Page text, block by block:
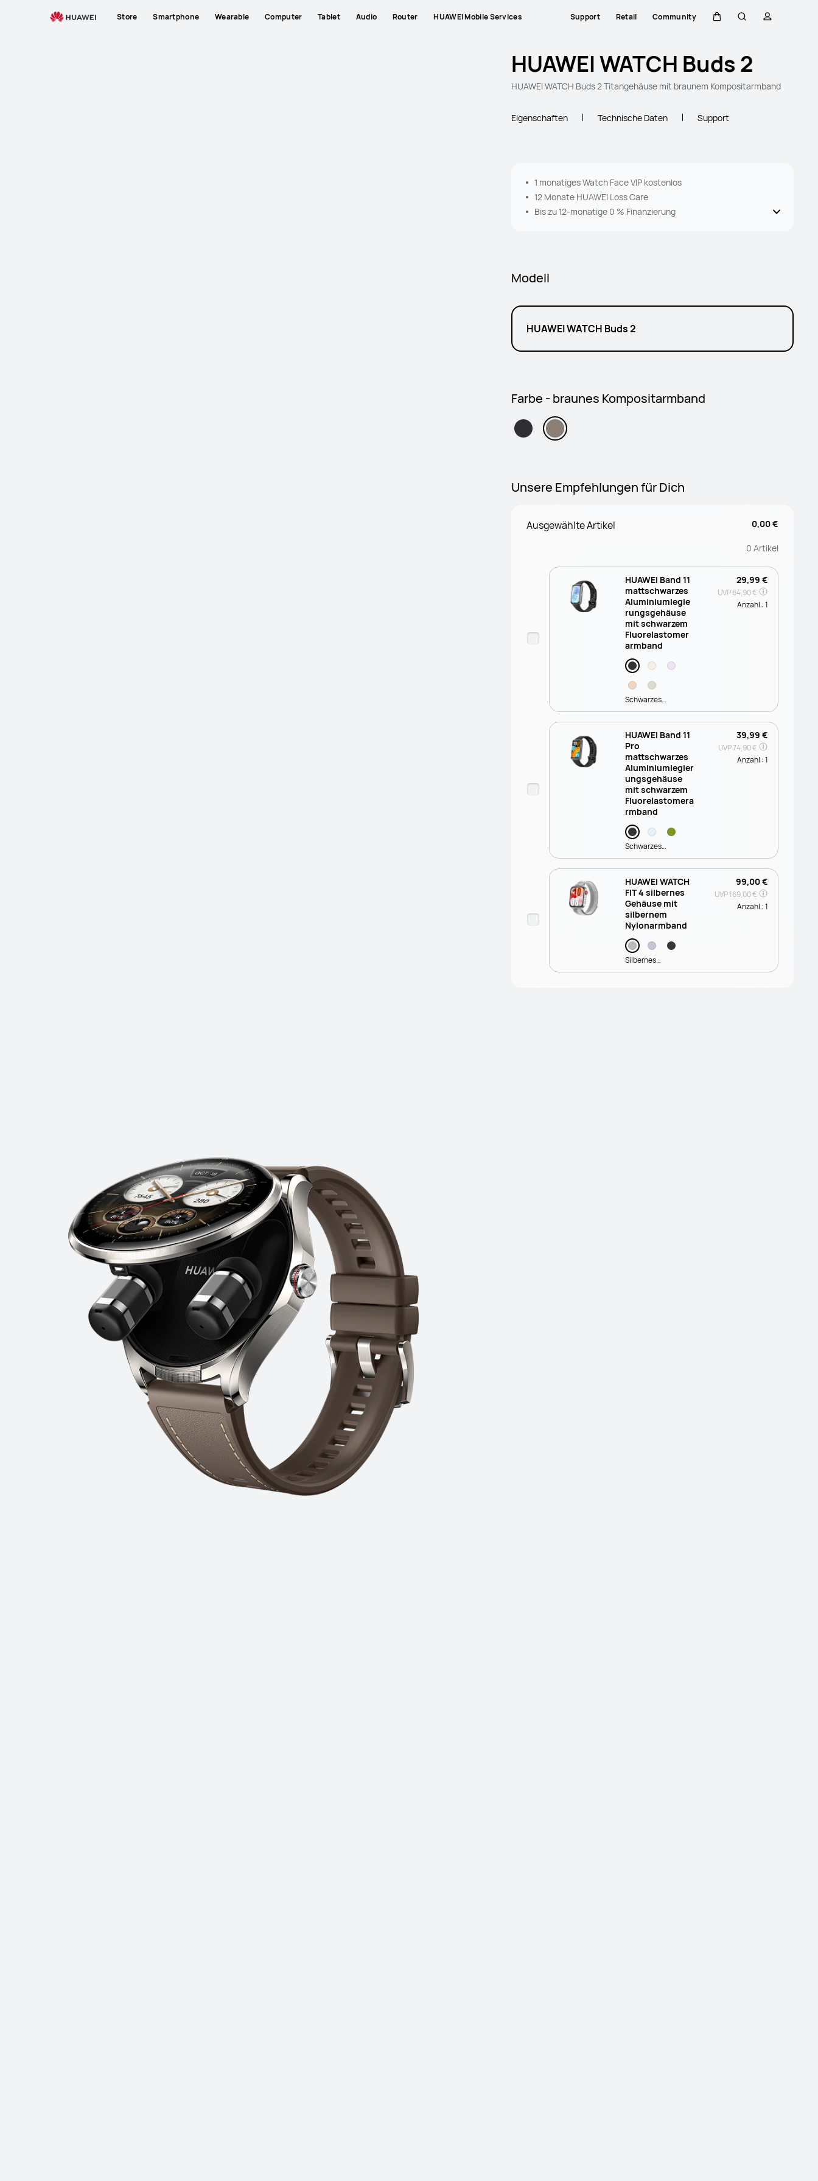
Store Smartphone Wearable Computer Tablet Audio Router HUAWEI Mobile Services Support Retail Community
HUAWEI WATCH Buds 2
HUAWEI WATCH Buds 2 Titangehäuse mit braunem Kompositarmband
Eigenschaften Technische Daten Support
1 monatiges Watch Face VIP kostenlos
12 Monate HUAWEI Loss Care
Bis zu 12-monatige 0 % Finanzierung
Modell
HUAWEI WATCH Buds 2
Farbe - braunes Kompositarmband
Unsere Empfehlungen für Dich
Ausgewählte Artikel 0,00 €
0 Artikel
HUAWEI Band 11
mattschwarzes
Aluminiumlegie
rungsgehäuse
mit schwarzem
Fluorelastomer
armband
Schwarzes
29,99 €
UVP64,90 €
Anzahl :1
HUAWEI Band 11
Pro
mattschwarzes
Aluminiumlegier
ungsgehäuse
mit schwarzem
Fluorelastomera
rmband
Schwarzes
39,99 €
UVP74,90 €
Anzahl :1
HUAWEI WATCH
FIT 4 silbernes
Gehäuse mit
silbernem
Nylonarmband
Silbernes
99,00 €
UVP169,00 €
Anzahl :1